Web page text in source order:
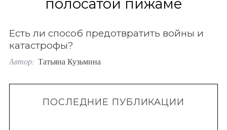
oполосатой пижаме
Есть ли способ предотвратить войны и
катастрофы?
Автор: Татьяна Кузьмина
ПОСЛЕДНИЕ ПУБЛИКАЦИИ